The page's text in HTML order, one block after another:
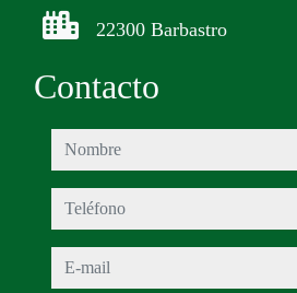
22300 Barbastro
Contacto
nombre
teléfono
e-mail